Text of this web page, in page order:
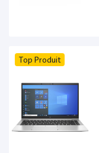
Top Produit